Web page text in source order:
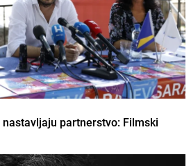
nastavljaju partnerstvo: Filmski